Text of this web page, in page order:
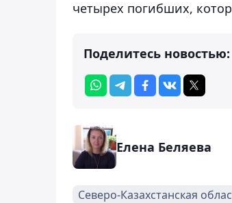
четырех погибших,
Поделитесь новостью:
Елена Беляева
Северо-Казахстанская